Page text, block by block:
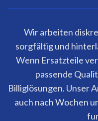
Wir arbeiten
sorgfältig und
Wenn Ersatzteile
passende
Billiglösungen. Unser
auch nach Wochen